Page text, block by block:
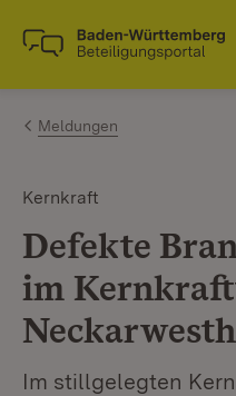
Zum Inhalt springen
Link zur Startseite
Meldungen
Kernkraft
Defekte
im
Im stillgelegten